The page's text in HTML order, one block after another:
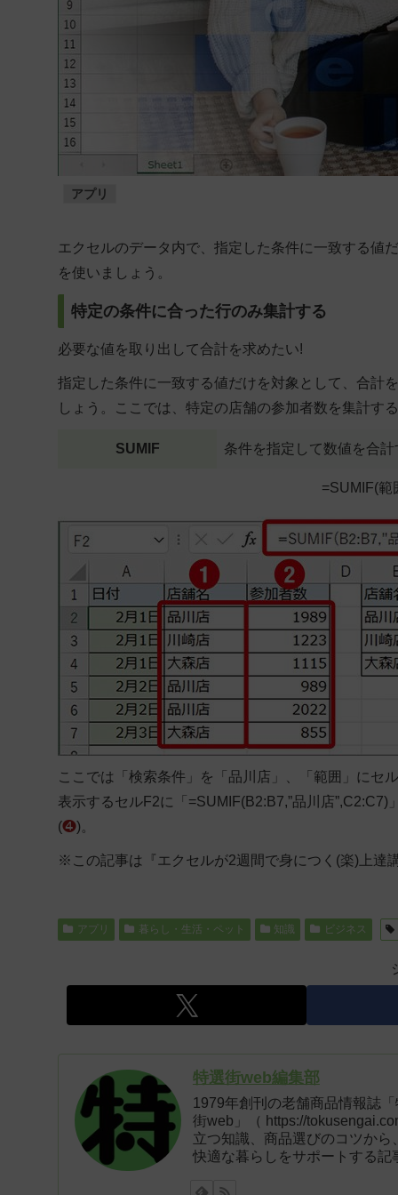
アプリ
エクセルのデータ内で、指定した条件に一致する値
を使いましょう。
特定の条件に合った行のみ集計する
必要な値を取り出して合計を求めたい!
指定した条件に一致する値だけを対象として、合計
しょう。ここでは、特定の店舗の参加者数を集計す
SUMIF 条件を指定して数値を合計
=SUMIF(範
ここでは「検索条件」を「品川店」、「範囲」にセ
表示するセルF2に「=SUMIF(B2:B7,”品川店”,C2:C7)
(❹)。
※この記事は『エクセルが2週間で身につく(楽)上達
アプリ 暮らし・生活・ペット 知識 ビジネス
特選街web編集部
1979年創刊の老舗商品情報誌
街web」（ https://
立つ知識、商品選びのコツか
快適な暮らしをサポートする記